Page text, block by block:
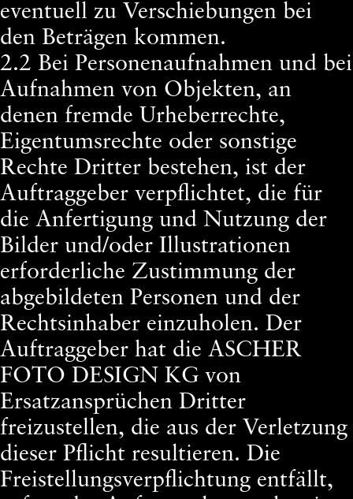
eventuell zu Verschiebungen bei
den Beträgen kommen.
2.2 Bei Personenaufnahmen und bei
Aufnahmen von Objekten, an
denen fremde Urheberrechte,
Eigentumsrechte oder sonstige
Rechte Dritter bestehen, ist der
Auftraggeber verpflichtet, die für
die Anfertigung und Nutzung der
Bilder und/oder Illustrationen
erforderliche Zustimmung der
abgebildeten Personen und der
Rechtsinhaber einzuholen. Der
Auftraggeber hat die ASCHER
FOTO DESIGN KG von
Ersatzansprüchen Dritter
freizustellen, die aus der Verletzung
dieser Pflicht resultieren. Die
Freistellungsverpflichtung entfällt,